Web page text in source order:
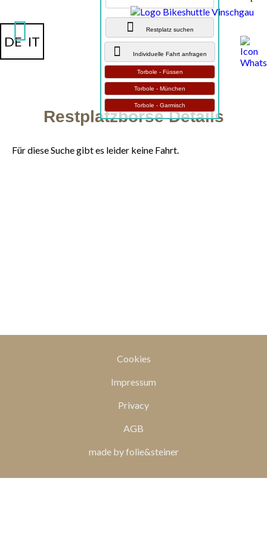
DE IT
Restplatz suchen
Individuelle Fahrt anfragen
Torbole - Füssen
Torbole - München
Torbole - Garmisch
Restplatzbörse Details
Für diese Suche gibt es leider keine Fahrt.
Cookies
Impressum
Privacy
AGB
made by folie&steiner